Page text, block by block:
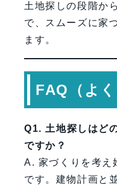
土地探しの段階か
で、スムーズに家
ます。
FAQ（よく
Q1. 土地探しはど
ですか？
A. 家づくりを考え
です。建物計画と